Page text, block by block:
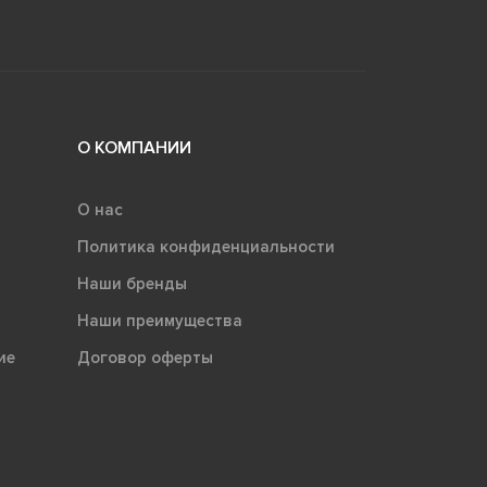
О КОМПАНИИ
О нас
Политика конфиденциальности
Наши бренды
Наши преимущества
Договор оферты